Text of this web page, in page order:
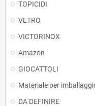
TOPICIDI
VETRO
VICTORINOX
Amazon
GIOCATTOLI
Materiale per
DA DEFINIRE